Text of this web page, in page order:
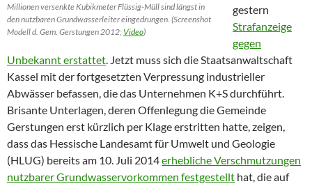
Millionen versenkte Kubikmeter Flüssig-Müll sind längst in
den nutzbaren Grundwasserleiter eingedrungen. (Screenshot
Modell d. Gem. Gerstungen 2012;Video)
gestern
Strafanzeige
gegen
Unbekannt erstat­tet. Jetzt muss sich die Staatsanwaltschaft
Kassel mit der fortgesetzten Verpressung industrieller
Abwässer befassen, die das Unternehmen K+S durchführt.
Brisante Unterlagen, deren Offenlegung die Gemeinde
Gerstungen erst kürzlich per Klage erstritten hatte, zeigen,
dass das Hessische Landesamt für Umwelt und Geologie
(HLUG) bereits am 10. Juli 2014erhebliche Verschmutzungen
nutzbarer Grundwasservorkommen festgestellt hat, die auf